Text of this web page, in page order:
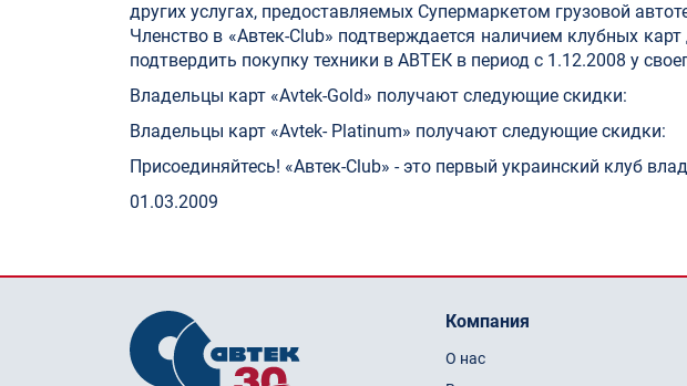
других услугах, предоставляемых Супермаркетом грузовой
Членство в «Автек-Club» подтверждается наличием клубных
подтвердить покупку техники в АВТЕК в период с 1.12.2008 у
Владельцы карт «Avtek-Gold» получают следующие скидки:
Владельцы карт «Avtek- Platinum» получают следующие скидки:
Присоединяйтесь! «Автек-Club» - это первый украинский клуб
01.03.2009
Компания
О нас